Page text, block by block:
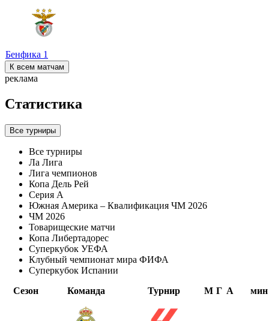
Бенфика 1
К всем матчам
реклама
Статистика
Все турниры
Все турниры
Ла Лига
Лига чемпионов
Копа Дель Рей
Серия А
Южная Америка – Квалификация ЧМ 2026
ЧМ 2026
Товарищеские матчи
Копа Либертадорес
Суперкубок УЕФА
Клубный чемпионат мира ФИФА
Суперкубок Испании
Сезон
Команда Турнир М Г А мин